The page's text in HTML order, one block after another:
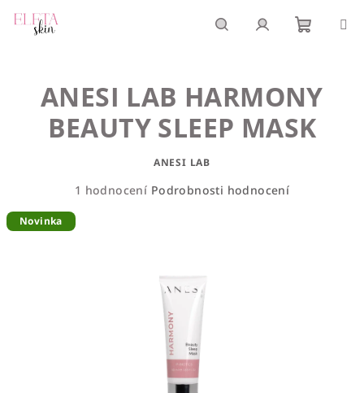
obsah
košík
ANESI LAB HARMONY
BEAUTY SLEEP MASK
ANESI LAB
Průměrné
produktu
1 hodnocení Podrobnosti hodnocení
Novinka